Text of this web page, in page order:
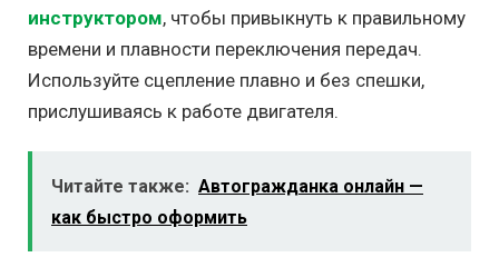
инструктором, чтобы привыкнуть к правильному
времени и плавности переключения передач.
Используйте сцепление плавно и без спешки,
прислушиваясь к работе двигателя.
Читайте также: Автогражданка онлайн —
как быстро оформить